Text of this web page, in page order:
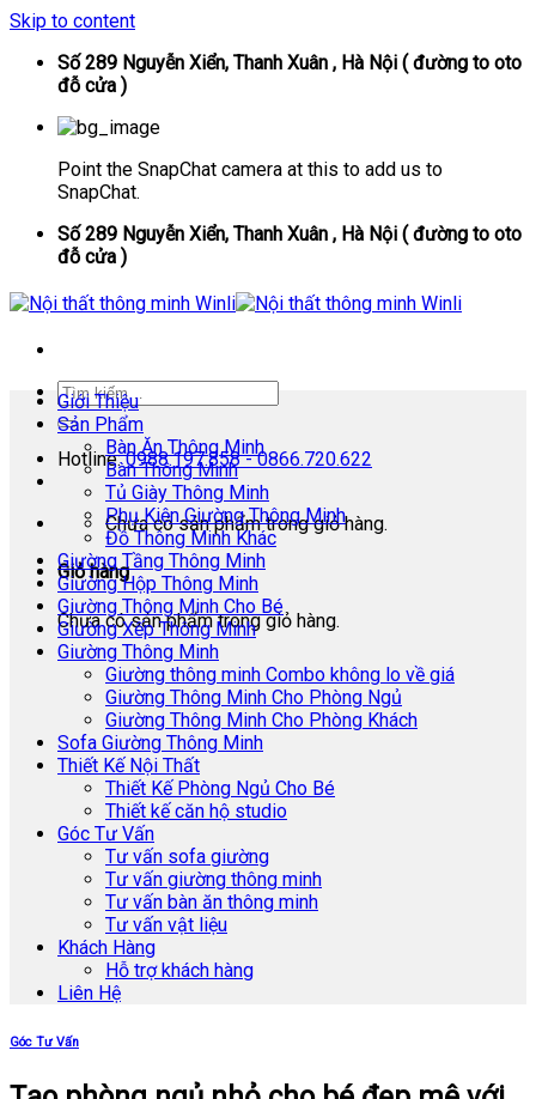
Skip to content
Số 289 Nguyễn Xiển, Thanh Xuân , Hà Nội ( đường to oto
đỗ cửa )
Point the SnapChat camera at this to add us to
SnapChat.
Số 289 Nguyễn Xiển, Thanh Xuân , Hà Nội ( đường to oto
đỗ cửa )
Hotline:0988.197.858 - 0866.720.622
Chưa có sản phẩm trong giỏ hàng.
Giỏ hàng
Chưa có sản phẩm trong giỏ hàng.
Giới Thiệu
Sản Phẩm
Bàn Ăn Thông Minh
Bàn Thông Minh
Tủ Giày Thông Minh
Phụ Kiện Giường Thông Minh
Đồ Thông Minh Khác
Giường Tầng Thông Minh
Giường Hộp Thông Minh
Giường Thông Minh Cho Bé
Giường Xếp Thông Minh
Giường Thông Minh
Giường thông minh Combo không lo về giá
Giường Thông Minh Cho Phòng Ngủ
Giường Thông Minh Cho Phòng Khách
Sofa Giường Thông Minh
Thiết Kế Nội Thất
Thiết Kế Phòng Ngủ Cho Bé
Thiết kế căn hộ studio
Góc Tư Vấn
Tư vấn sofa giường
Tư vấn giường thông minh
Tư vấn bàn ăn thông minh
Tư vấn vật liệu
Khách Hàng
Hỗ trợ khách hàng
Liên Hệ
Góc Tư Vấn